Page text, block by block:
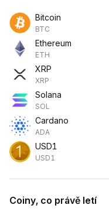
Bitcoin
BTC
Ethereum
ETH
XRP
XRP
Solana
SOL
Cardano
ADA
USD1
USD1
Coiny, co právě letí